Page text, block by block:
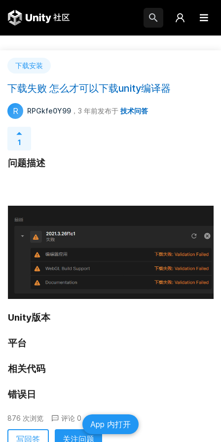
下载安装
下载失败 怎么才可以下载unity编译器
R RPGkfe0Y99 ，3 年前发布于 技术问答
1
问题描述
Unity版本
平台
相关代码
错误日
876 次浏览 评论 0
写回答 关注问题
App 内打开